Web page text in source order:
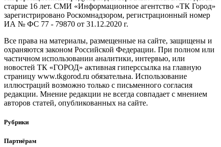
старше 16 лет. СМИ «Информационное агентство «ТК Город»
зарегистрировано Роскомнадзором, регистрационный номер
ИА № ФС 77 - 79870 от 31.12.2020 г.
Все права на материалы, размещенные на сайте, защищены и
охраняются законом Российской Федерации. При полном или
частичном использовании аналитики, интервью, или
новостей ТК «ГОРОД» активная гиперссылка на главную
страницу www.tkgorod.ru обязательна. Использование
иллюстраций возможно только с письменного согласия
редакции. Мнение редакции не всегда совпадает с мнением
авторов статей, опубликованных на сайте.
Рубрики
Партнёрам